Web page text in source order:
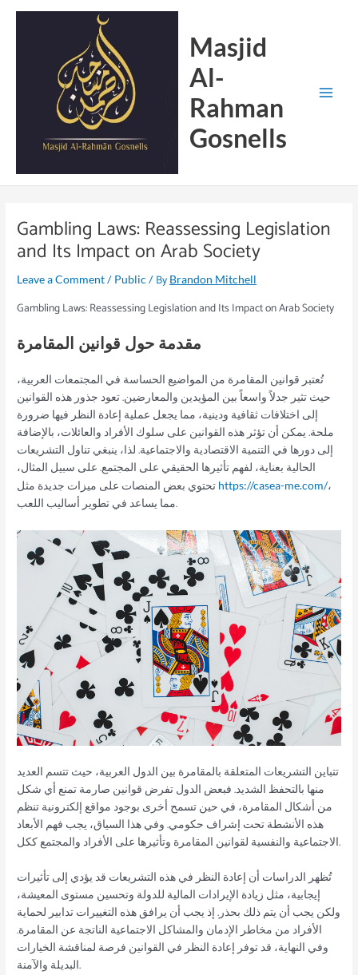
Masjid
Al-
Rahman
Gosnells
Gambling Laws: Reassessing Legislation
and Its Impact on Arab Society
Leave a Comment/ Public / ByBrandon Mitchell
Gambling Laws: Reassessing Legislation and Its Impact on Arab Society
مقدمة حول قوانين المقامرة
تُعتبر قوانين المقامرة من المواضيع الحساسة في المجتمعات العربية،
حيث تثير جدلاً واسعاً بين المؤيدين والمعارضين. تعود جذور هذه القوانين
إلى اختلافات ثقافية ودينية، مما يجعل عملية إعادة النظر فيها ضرورة
ملحة. يمكن أن تؤثر هذه القوانين على سلوك الأفراد والعائلات، بالإضافة
إلى دورها في التنمية الاقتصادية والاجتماعية. لذا، ينبغي تناول التشريعات
الحالية بعناية، لفهم تأثيرها الحقيقي على المجتمع. على سبيل المثال،
https://casea-me.com/،
مما يساعد في تطوير أساليب اللعب.
تتباين التشريعات المتعلقة بالمقامرة بين الدول العربية، حيث تتسم العديد
منها بالتحفظ الشديد. فبعض الدول تفرض قوانين صارمة تمنع أي شكل
من أشكال المقامرة، في حين تسمح أخرى بوجود مواقع إلكترونية تنظم
هذه الأنشطة تحت إشراف حكومي. وفي هذا السياق، يجب فهم الأبعاد
الاجتماعية والنفسية لقوانين المقامرة وتأثيرها على الأفراد والمجتمع ككل.
تُظهر الدراسات أن إعادة النظر في هذه التشريعات قد يؤدي إلى تأثيرات
إيجابية، مثل زيادة الإيرادات المالية للدولة وتحسين مستوى المعيشة،
ولكن يجب أن يتم ذلك بحذر. إذ يجب أن يرافق هذه التغييرات تدابير لحماية
الأفراد من مخاطر الإدمان والمشاكل الاجتماعية الناتجة عن المقامرة.
وفي النهاية، قد توفر إعادة النظر في القوانين فرصة لمناقشة الخيارات
البديلة والآمنة.